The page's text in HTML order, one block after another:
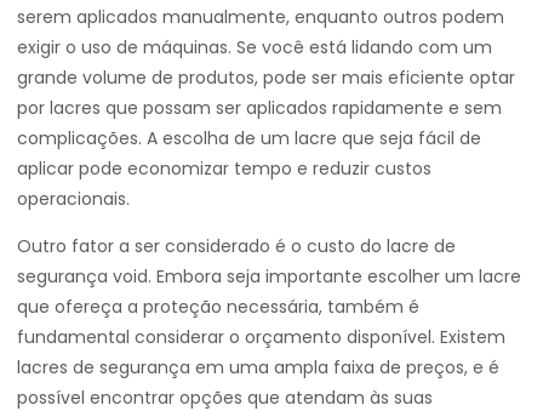
serem aplicados manualmente, enquanto outros podem
exigir o uso de máquinas. Se você está lidando com um
grande volume de produtos, pode ser mais eficiente optar
por lacres que possam ser aplicados rapidamente e sem
complicações. A escolha de um lacre que seja fácil de
aplicar pode economizar tempo e reduzir custos
operacionais.
Outro fator a ser considerado é o custo do lacre de
segurança void. Embora seja importante escolher um lacre
que ofereça a proteção necessária, também é
fundamental considerar o orçamento disponível. Existem
lacres de segurança em uma ampla faixa de preços, e é
possível encontrar opções que atendam às suas